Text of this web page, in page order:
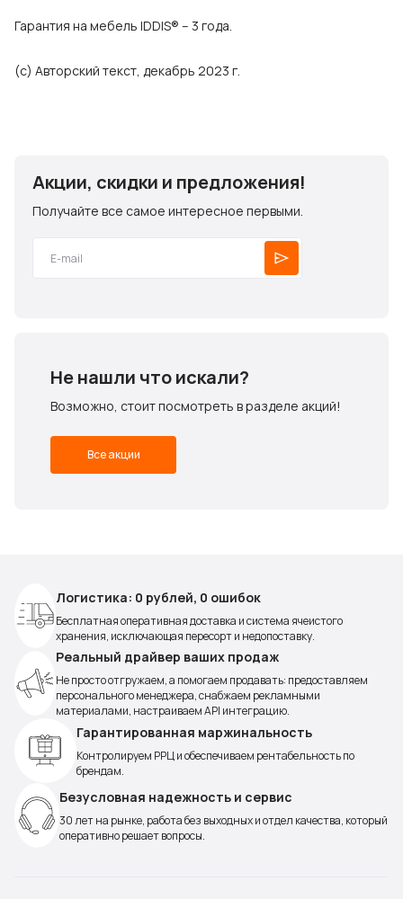
Гарантия на мебель IDDIS® – 3 года.
(с) Авторский текст, декабрь 2023 г.
Акции, скидки и предложения!
Получайте все самое интересное первыми.
Не нашли что искали?
Возможно, стоит посмотреть в разделе акций!
Все акции
Логистика: 0 рублей, 0 ошибок
Бесплатная оперативная доставка и система ячеистого
хранения, исключающая пересорт и недопоставку.
Реальный драйвер ваших продаж
Не просто отгружаем, а помогаем продавать: предоставляем
персонального менеджера, снабжаем рекламными
материалами, настраиваем API интеграцию.
Гарантированная маржинальность
Контролируем РРЦ и обеспечиваем рентабельность по
брендам.
Безусловная надежность и сервис
30 лет на рынке, работа без выходных и отдел качества, который
оперативно решает вопросы.